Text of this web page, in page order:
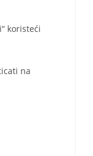
koristeći
na